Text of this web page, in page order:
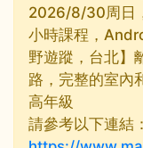
2026/8/30周日
小時課程，
野遊蹤，台北】
路，完整的室內
高年級
請參考以下連結：